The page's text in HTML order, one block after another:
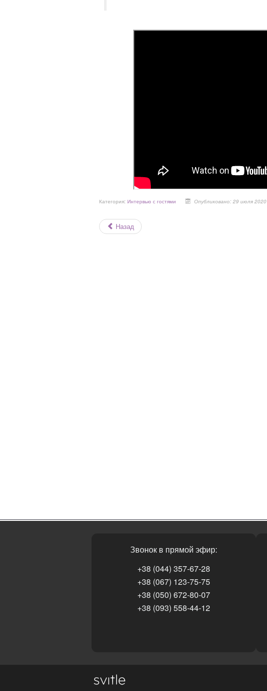
Категория: Интервью с гостями Опубликовано: 29 июля 2020
Назад
Звонок в прямой эфир:
+38 (044) 357-67-28
+38 (067) 123-75-75
+38 (050) 672-80-07
+38 (093) 558-44-12